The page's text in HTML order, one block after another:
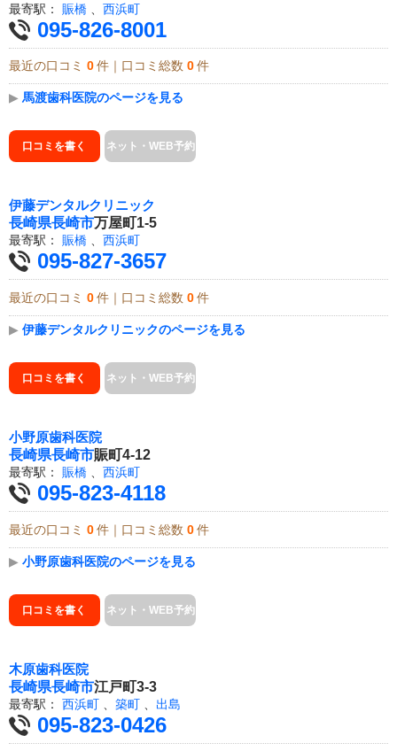
最寄駅： 賑橋 西浜町
095-826-8001
最近の口コミ 0 件｜口コミ総数 0 件
▶ 馬渡歯科医院のページを見る
口コミを書く ネット・WEB予約
伊藤デンタルクリニック
長崎県長崎市万屋町1-5
最寄駅： 賑橋 、 西浜町
095-827-3657
最近の口コミ 0 件｜口コミ総数 0 件
▶ 伊藤デンタルクリニックのページを見る
口コミを書く ネット・WEB予約
小野原歯科医院
長崎県長崎市賑町4-12
最寄駅： 賑橋 西浜町
095-823-4118
最近の口コミ 0 件｜口コミ総数 0 件
▶ 小野原歯科医院のページを見る
口コミを書く ネット・WEB予約
木原歯科医院
長崎県長崎市江戸町3-3
最寄駅： 西浜町 築町 出島
095-823-0426